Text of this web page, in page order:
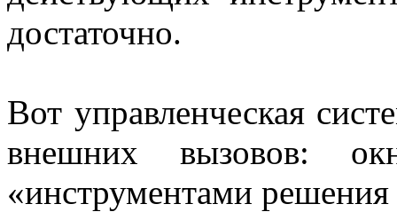
достаточно.
Вот управленческая
внешних вызовов:
«инструментами